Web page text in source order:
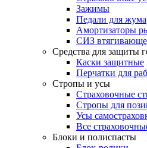
Зажимы
Педали для
Амортизаторы
СИЗ
Средства для защиты
Каски защитные
Перчатки для
Стропы и усы
Страховочные
Стропы для
Усы
Все
Блоки и полиспасты